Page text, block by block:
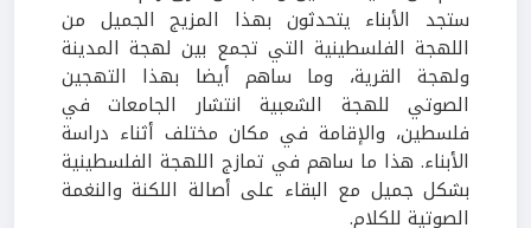
ستجد الأبناء يتحدثون بهذا المزيج الجميل من
اللهجة الفلسطينية التي تجمع بين لهجة المدينة
ولهجة القرية، وما ساهم أيضا بهذا التهجين
الصوتي للهجة الشعبية انتشار الجامعات في
فلسطين، والإقامة في مكان مختلف أثناء دراسة
الأبناء. هذا ما ساهم في تمازج اللهجة الفلسطينية
بشكل جميل مع البقاء على أصالة اللكنة والنغمة
الصوتية للكلام.